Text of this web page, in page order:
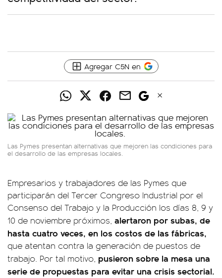
Agregar C5N en
Las Pymes presentan alternativas que mejoren las condiciones para
el desarrollo de las empresas locales.
Empresarios y trabajadores de las Pymes que
participarán del Tercer Congreso Industrial por el
Consenso del Trabajo y la Producción los días 8, 9 y
10 de noviembre próximos, alertaron por subas, de
hasta cuatro veces, en los costos de las fábricas,
que atentan contra la generación de puestos de
trabajo. Por tal motivo, pusieron sobre la mesa una
serie de propuestas para evitar una crisis sectorial.